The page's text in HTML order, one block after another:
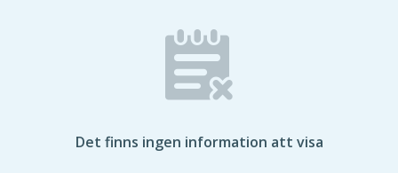
Det finns ingen information att visa